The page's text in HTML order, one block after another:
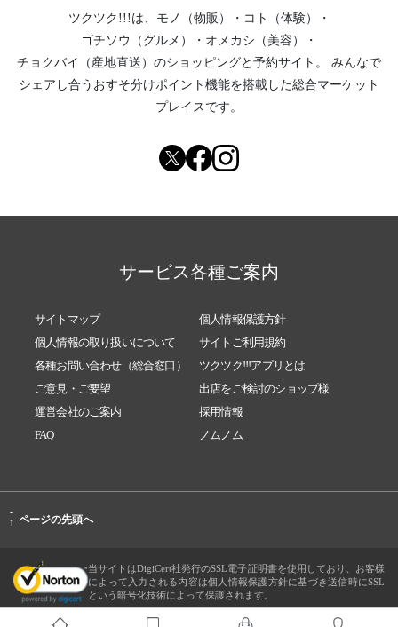
ツクツク!!!は、 モノ（物販） ・ コト（体験）
・
ゴチソウ（グルメ）
・ オメカシ（美容）
・
チョクバイ（産地直送） のショッピングと予約サイト。
みんなで
シェアし合う おすそ分けポイント機能を搭載した総合マーケット
プレイスです。
サービス各種ご案内
サイトマップ
個人情報保護方針
個人情報の取り扱いについて
サイトご利用規約
各種お問い合わせ（総合窓口）
ツクツク!!!アプリとは
ご意見・ご要望
出店をご検討のショップ様
運営会社のご案内
採用情報
FAQ
ノムノム
-
↑ ページの先頭へ
当サイトはDigiCert社発行のSSL電子証明書を使用しており、お客様
によって入力される内容は個人情報保護方針に基づき送信時にSSL
という暗号化技術によって保護されます。